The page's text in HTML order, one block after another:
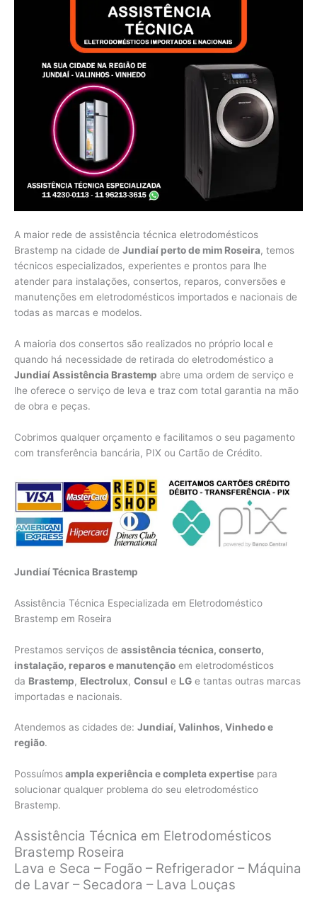
A maior rede de assistência técnica eletrodomésticos
Brastemp na cidade de Jundiaí perto de mim Roseira, temos
técnicos especializados, experientes e prontos para lhe
atender para instalações, consertos, reparos, conversões e
manutenções em eletrodomésticos importados e nacionais de
todas as marcas e modelos.
A maioria dos consertos são realizados no próprio local e
quando há necessidade de retirada do eletrodoméstico a
Jundiaí Assistência Brastemp abre uma ordem de serviço e
lhe oferece o serviço de leva e traz com total garantia na mão
de obra e peças.
Cobrimos qualquer orçamento e facilitamos o seu pagamento
com transferência bancária, PIX ou Cartão de Crédito.
Jundiaí Técnica Brastemp
Assistência Técnica Especializada em Eletrodoméstico
Brastemp em Roseira
Prestamos serviços de assistência técnica, conserto,
instalação, reparos e manutenção em eletrodomésticos
da Brastemp, Electrolux, Consul e LG e tantas outras marcas
importadas e nacionais.
Atendemos as cidades de: Jundiaí, Valinhos, Vinhedo e
região.
Possuímosampla experiência e completa expertise para
solucionar qualquer problema do seu eletrodoméstico
Brastemp.
Assistência Técnica em Eletrodomésticos
Brastemp Roseira
Lava e Seca – Fogão – Refrigerador – Máquina
de Lavar – Secadora – Lava Louças